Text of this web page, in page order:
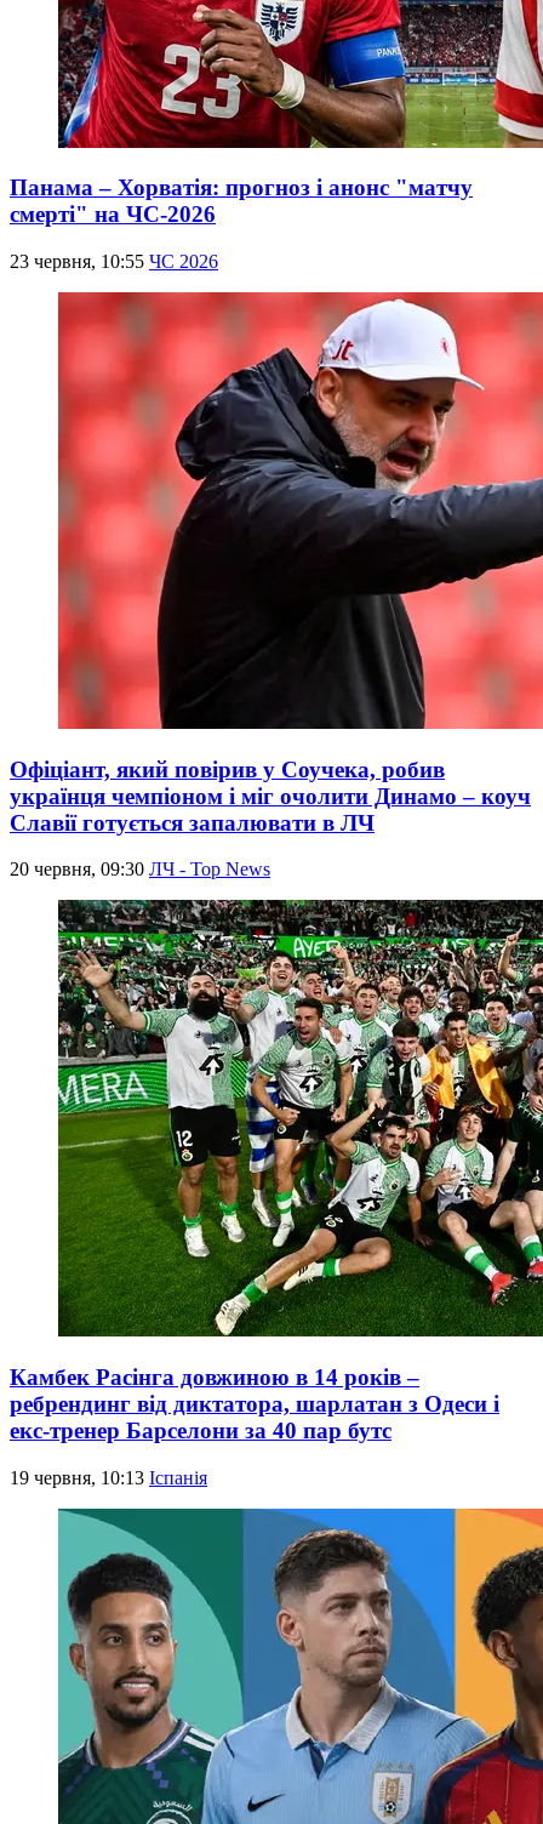
Панама – Хорватія: прогноз і анонс "матчу
смерті" на ЧС-2026
23 червня, 10:55 ЧС 2026
Офіціант, який повірив у Соучека, робив
українця чемпіоном і міг очолити Динамо – коуч
Славії готується запалювати в ЛЧ
20 червня, 09:30 ЛЧ - Top News
Камбек Расінга довжиною в 14 років –
ребрендинг від диктатора, шарлатан з Одеси і
екс-тренер Барселони за 40 пар бутс
19 червня, 10:13 Іспанія